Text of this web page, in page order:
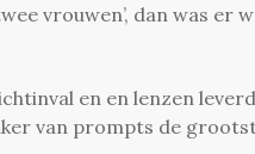
vrouwen’, dan was
en en lenzen
van prompts de